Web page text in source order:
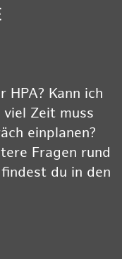
HPA? Kann ich
Zeit muss
einplanen?
Fragen rund
du in den